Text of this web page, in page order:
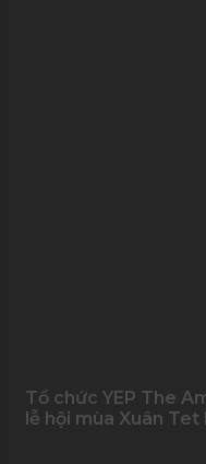
Tổ chức YEP The
lễ hội mùa Xuân Tet